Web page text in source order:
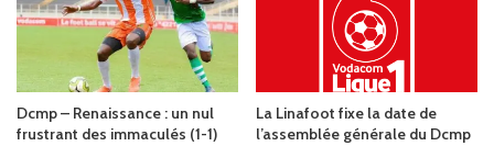
Dcmp – Renaissance : un nul
frustrant des immaculés (1-1)
La Linafoot fixe la date de
l’assemblée générale du Dcmp